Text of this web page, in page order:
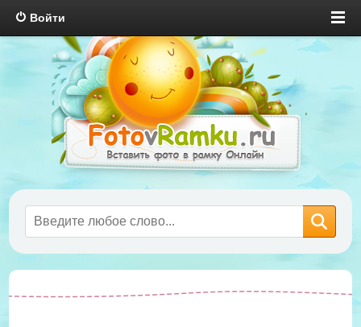
Войти